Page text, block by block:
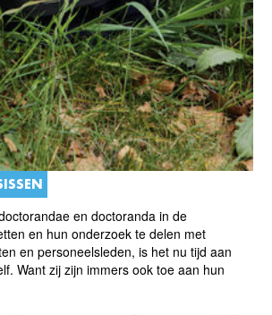
en doctoranda in de
en hun onderzoek te delen met
en personeelsleden, is het nu tijd aan
Want zij zijn immers ook toe aan hun